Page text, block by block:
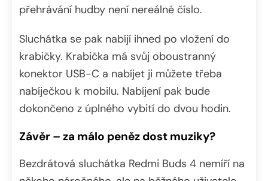
přehrávání hudby není nereálné číslo.
Sluchátka se pak nabíjí ihned po vložení do
krabičky. Krabička má svůj oboustranný
konektor USB-C a nabíjet ji můžete třeba
nabíječkou k mobilu. Nabíjení pak bude
dokončeno z úplného vybití do dvou hodin.
Závěr – za málo peněz dost muziky?
Bezdrátová sluchátka Redmi Buds 4 nemíří na